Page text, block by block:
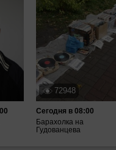
72948
Сегодня в 08:00
Барахолка на
Гудованцева